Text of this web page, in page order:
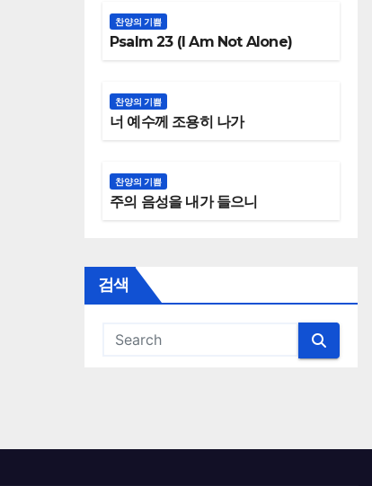
찬양의 기쁨
Psalm 23 (I Am Not Alone)
찬양의 기쁨
너 예수께 조용히 나가
찬양의 기쁨
주의 음성을 내가 들으니
검색